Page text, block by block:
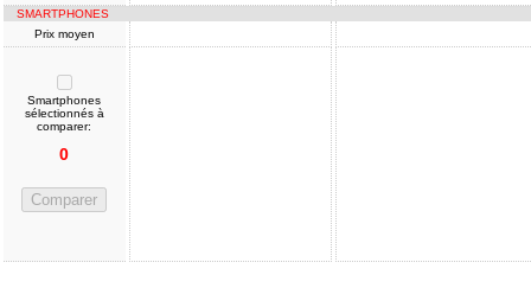
SMARTPHONES
Prix moyen
Smartphones
sélectionnés à
comparer:
0
Comparer